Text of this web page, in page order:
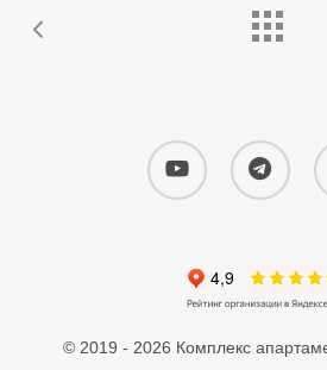
youtube telegram
© 2019 - 2026 Комплекс